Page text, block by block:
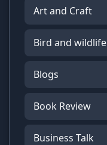
Art and Craft
Bird and wildlife
Blogs
Book Review
Business Talk